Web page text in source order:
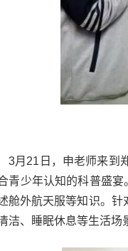
3月21日，申老师来到
青少年认知的科普盛宴
舱外航天服等知识。针
洁、睡眠休息等生活场